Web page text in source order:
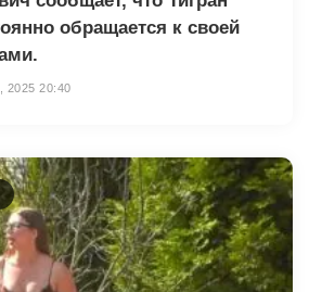
обращается к своей
20:40